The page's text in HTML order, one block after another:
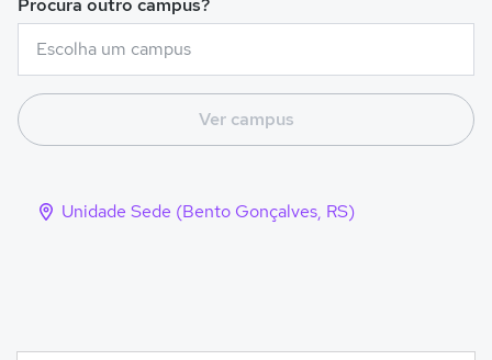
Procura outro campus?
Ver campus
Unidade Sede (Bento Gonçalves, RS)